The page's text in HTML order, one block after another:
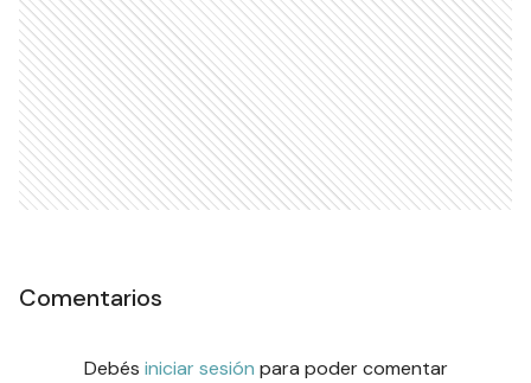
Comentarios
Debés iniciar sesión para poder comentar